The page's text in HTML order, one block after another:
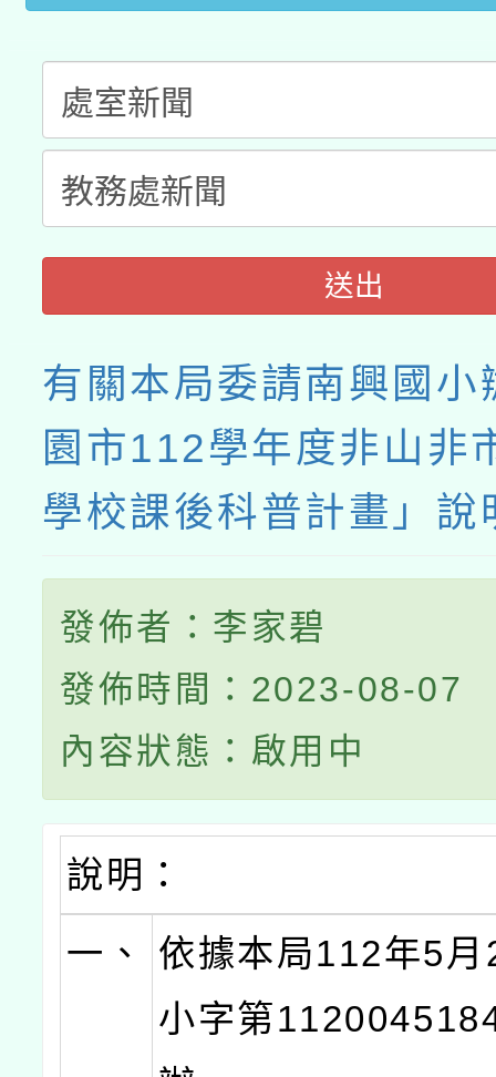
接種之民眾」措施，延
月28日止
送出
有關本局委請南興國小
園市112學年度非山非
學校課後科普計畫」說
發佈者：李家碧
發佈時間：2023-08-07
內容狀態：啟用中
說明：
一、
依據本局112年5
小字第